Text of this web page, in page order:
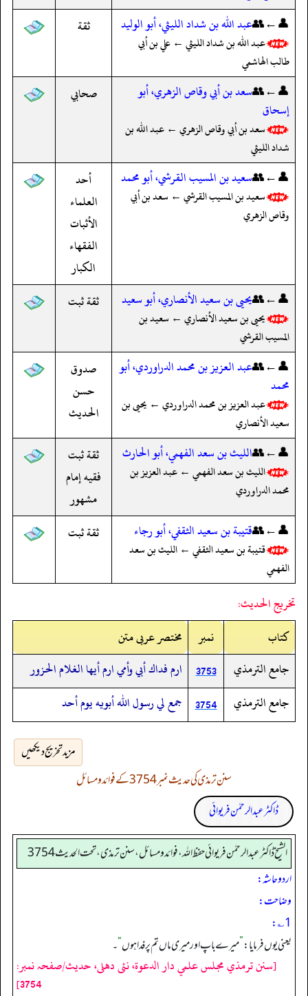
👤←👥عبد الله بن شداد الليثي، أبو الوليد
عبد الله بن شداد الليثي ← علي بن أبي
طالب الهاشمي
ثقة
👤←👥سعد بن أبي وقاص الزهري، أبو
إسحاق
سعد بن أبي وقاص الزهري ← عبد الله بن
شداد الليثي
صحابي
👤←👥سعيد بن المسيب القرشي، أبو محمد
سعيد بن المسيب القرشي ← سعد بن أبي
وقاص الزهري
أحد
العلماء
الأثبات
الفقهاء
الكبار
👤←👥يحيى بن سعيد الأنصاري، أبو سعيد
يحيى بن سعيد الأنصاري ← سعيد بن
المسيب القرشي
ثقة ثبت
👤←👥عبد العزيز بن محمد الدراوردي، أبو
محمد
عبد العزيز بن محمد الدراوردي ← يحيى بن
سعيد الأنصاري
صدوق
حسن
الحديث
👤←👥الليث بن سعد الفهمي، أبو الحارث
الليث بن سعد الفهمي ← عبد العزيز بن
محمد الدراوردي
ثقة ثبت
فقيه إمام
مشهور
👤←👥قتيبة بن سعيد الثقفي، أبو رجاء
قتيبة بن سعيد الثقفي ← الليث بن سعد
الفهمي
ثقة ثبت
تخريج الحديث:
کتاب
نمبر
مختصر عربی متن
جامع الترمذي
3753
ارم فداك أبي وأمي ارم أيها الغلام الحزور
جامع الترمذي
3754 جمع لي رسول الله أبويه يوم أحد
مزید تخریج دیکھیں
سنن ترمذی کی حدیث نمبر 3754 کے فوائد و مسائل
ڈاکٹر عبدالرحمٰن فریوائی
الشیخ ڈاکٹر عبد الرحمٰن فریوائی حفظ اللہ، فوائد و مسائل، سنن ترمذی، تحت الحديث 3754
اردو حاشہ:
وضاحت:
1؎:
یعنی یوں فرمایا:”میرے باپ اور میری ماں تم پر فدا ہوں“۔
[سنن ترمذي مجلس علمي دار الدعوة، نئى دهلى، حدیث/صفحہ نمبر:
3754]